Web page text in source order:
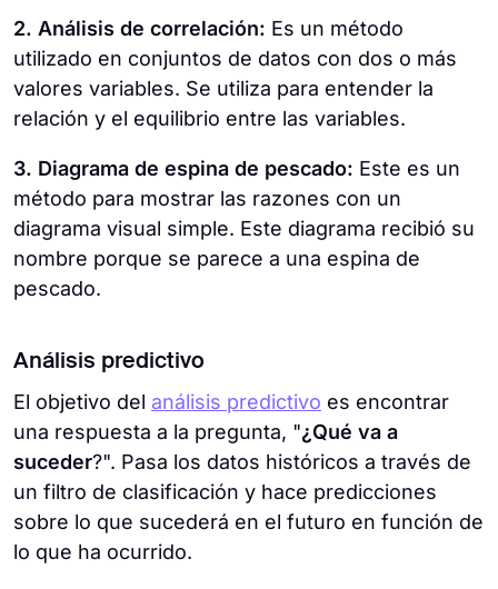
2. Análisis de correlación: Es un método
utilizado en conjuntos de datos con dos o más
valores variables. Se utiliza para entender la
relación y el equilibrio entre las variables.
3. Diagrama de espina de pescado: Este es un
método para mostrar las razones con un
diagrama visual simple. Este diagrama recibió su
nombre porque se parece a una espina de
pescado.
Análisis predictivo
El objetivo del análisis predictivo es encontrar
una respuesta a la pregunta, "¿Qué va a
suceder?". Pasa los datos históricos a través de
un filtro de clasificación y hace predicciones
sobre lo que sucederá en el futuro en función de
lo que ha ocurrido.